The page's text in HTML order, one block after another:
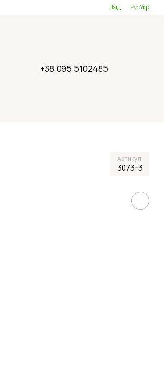
Вхід РусУкр
+38 095 5102485
Артикул
3073-3